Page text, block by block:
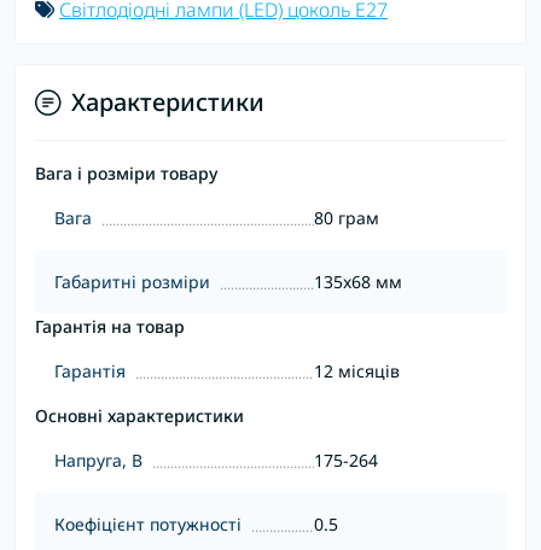
Світлодіодні лампи (LED) цоколь E27
Характеристики
Вага і розміри товару
Вага
80 грам
Габаритні розміри
135x68 мм
Гарантія на товар
Гарантія
12 місяців
Основні характеристики
Напруга, В
175-264
Коефіцієнт потужності 0.5